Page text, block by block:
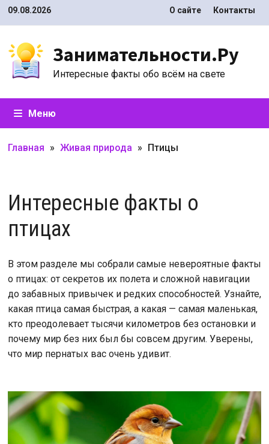
Перейти
09.08.2026 О сайте Контакты
Занимательности.Ру
Интересные факты обо всём на свете
Меню
Главная » Живая природа » Птицы
Интересные факты о
птицах
В этом разделе мы собрали самые невероятные факты
о птицах: от секретов их полета и сложной навигации
до забавных привычек и редких способностей. Узнайте,
какая птица самая быстрая, а какая — самая маленькая,
кто преодолевает тысячи километров без остановки и
почему мир без них был бы совсем другим. Уверены,
что мир пернатых вас очень удивит.